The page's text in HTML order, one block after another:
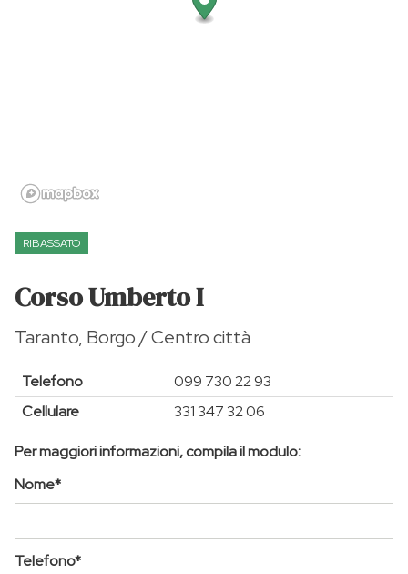
RIBASSATO
Corso Umberto I
Taranto, Borgo / Centro città
Telefono
099 730 22 93
Cellulare
331 347 32 06
Per maggiori informazioni, compila il modulo:
Nome*
Telefono*